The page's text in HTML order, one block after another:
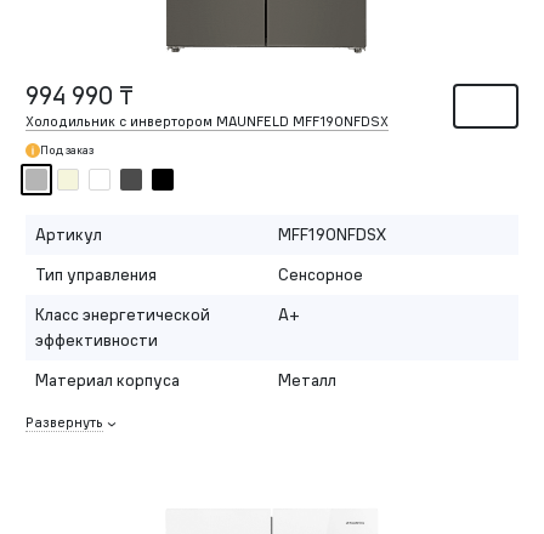
994 990 ₸
Холодильник с инвертором MAUNFELD MFF190NFDSX
Под заказ
Артикул
MFF190NFDSX
Тип управления
Сенсорное
Класс энергетической
эффективности
A+
Материал корпуса Металл
Развернуть